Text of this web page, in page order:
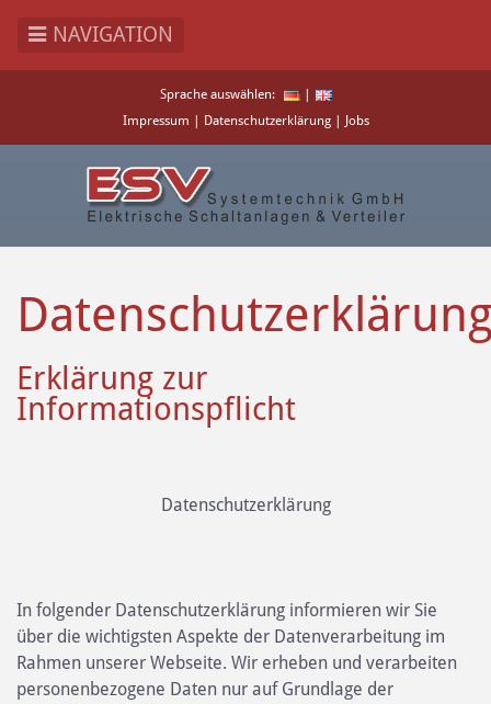
NAVIGATION
Sprache auswählen:
Impressum
Datenschutzerklärung| Jobs
Erklärung zur
Informationspflicht
Datenschutzerklärung
In folgender Datenschutzerklärung informieren wir Sie
über die wichtigsten Aspekte der Datenverarbeitung im
Rahmen unserer Webseite. Wir erheben und verarbeiten
personenbezogene Daten nur auf Grundlage der